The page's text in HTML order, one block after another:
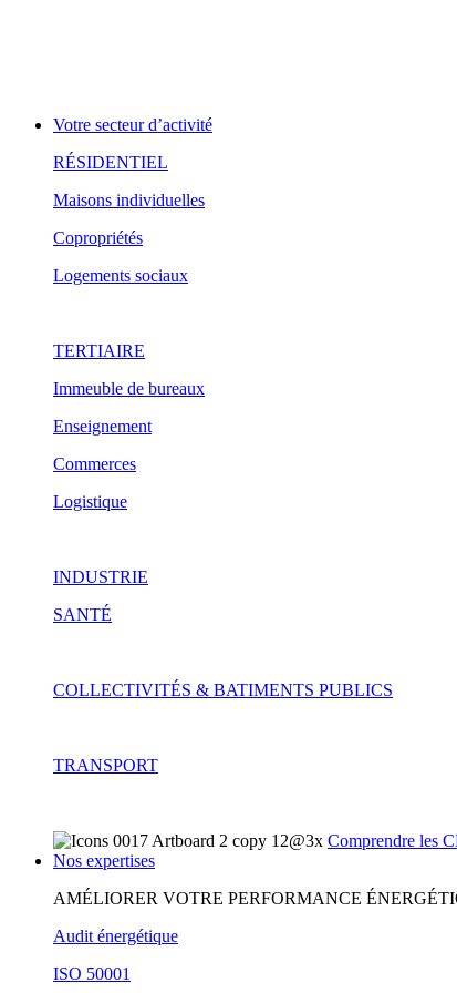
Votre secteur d’activité
RÉSIDENTIEL
Maisons individuelles
Copropriétés
Logements sociaux
TERTIAIRE
Immeuble de bureaux
Enseignement
Commerces
Logistique
INDUSTRIE
SANTÉ
COLLECTIVITÉS & BATIMENTS PUBLICS
TRANSPORT
Comprendre les
Nos expertises
AMÉLIORER VOTRE PERFORMANCE
Audit énergétique
ISO 50001